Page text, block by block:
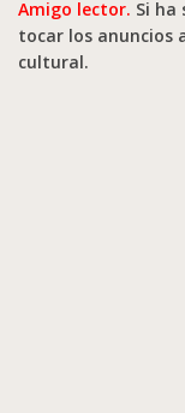
Amigo lector. Si
tocar los anuncios
cultural.